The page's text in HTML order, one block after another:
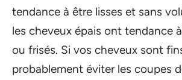
tendance à être lisses et sans
les cheveux épais ont tendance
ou frisés. Si vos cheveux sont
probablement éviter les coupes